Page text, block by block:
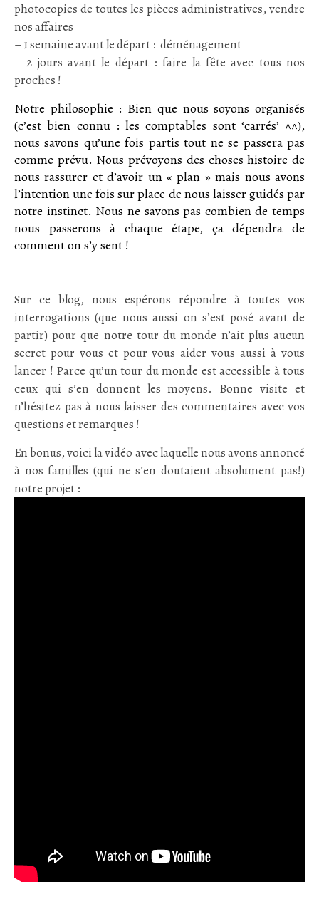
photocopies de toutes les pièces administratives, vendre
nos affaires
– 1 semaine avant le départ : déménagement
– 2 jours avant le départ : faire la fête avec tous nos
proches !
Notre philosophie : Bien que nous soyons organisés
(c’est bien connu : les comptables sont ‘carrés’ ^^),
nous savons qu’une fois partis tout ne se passera pas
comme prévu. Nous prévoyons des choses histoire de
nous rassurer et d’avoir un « plan » mais nous avons
l’intention une fois sur place de nous laisser guidés par
notre instinct. Nous ne savons pas combien de temps
nous passerons à chaque étape, ça dépendra de
comment on s’y sent !
Sur ce blog, nous espérons répondre à toutes vos
interrogations (que nous aussi on s’est posé avant de
partir) pour que notre tour du monde n’ait plus aucun
secret pour vous et pour vous aider vous aussi à vous
lancer ! Parce qu’un tour du monde est accessible à tous
ceux qui s’en donnent les moyens. Bonne visite et
n’hésitez pas à nous laisser des commentaires avec vos
questions et remarques !
En bonus, voici la vidéo avec laquelle nous avons annoncé
à nos familles (qui ne s’en doutaient absolument pas!)
notre projet :